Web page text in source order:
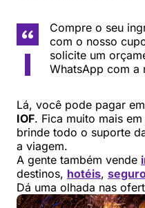
Compre o seu
com o nosso
solicite um
WhatsApp com a
Lá, você pode pagar
IOF. Fica muito mais
brinde todo o suporte
a viagem.
A gente também vende
destinos, hotéis,
Dá uma olhada nas